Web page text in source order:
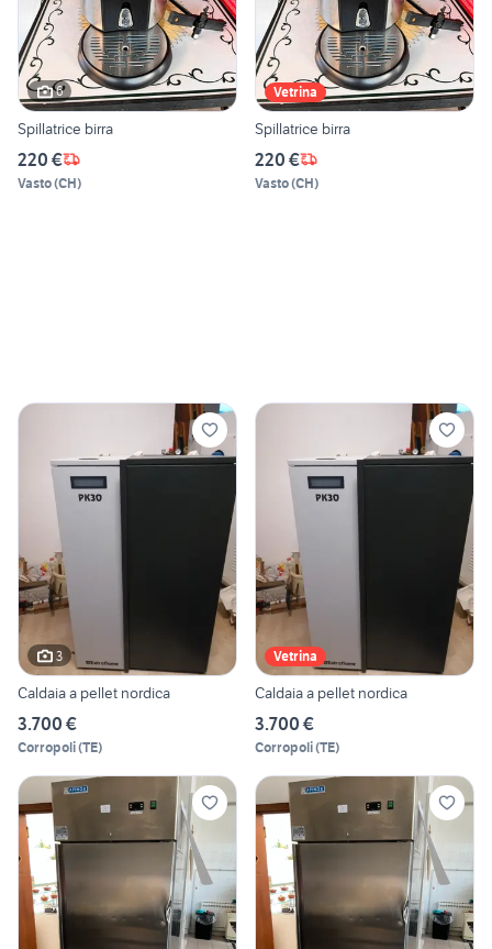
6
Spillatrice birra
220 €
Vasto(CH)
Vetrina
Spillatrice birra
220 €
Vasto(CH)
3
Caldaia a pellet nordica
3.700 €
Corropoli(TE)
Vetrina
Caldaia a pellet nordica
3.700 €
Corropoli(TE)